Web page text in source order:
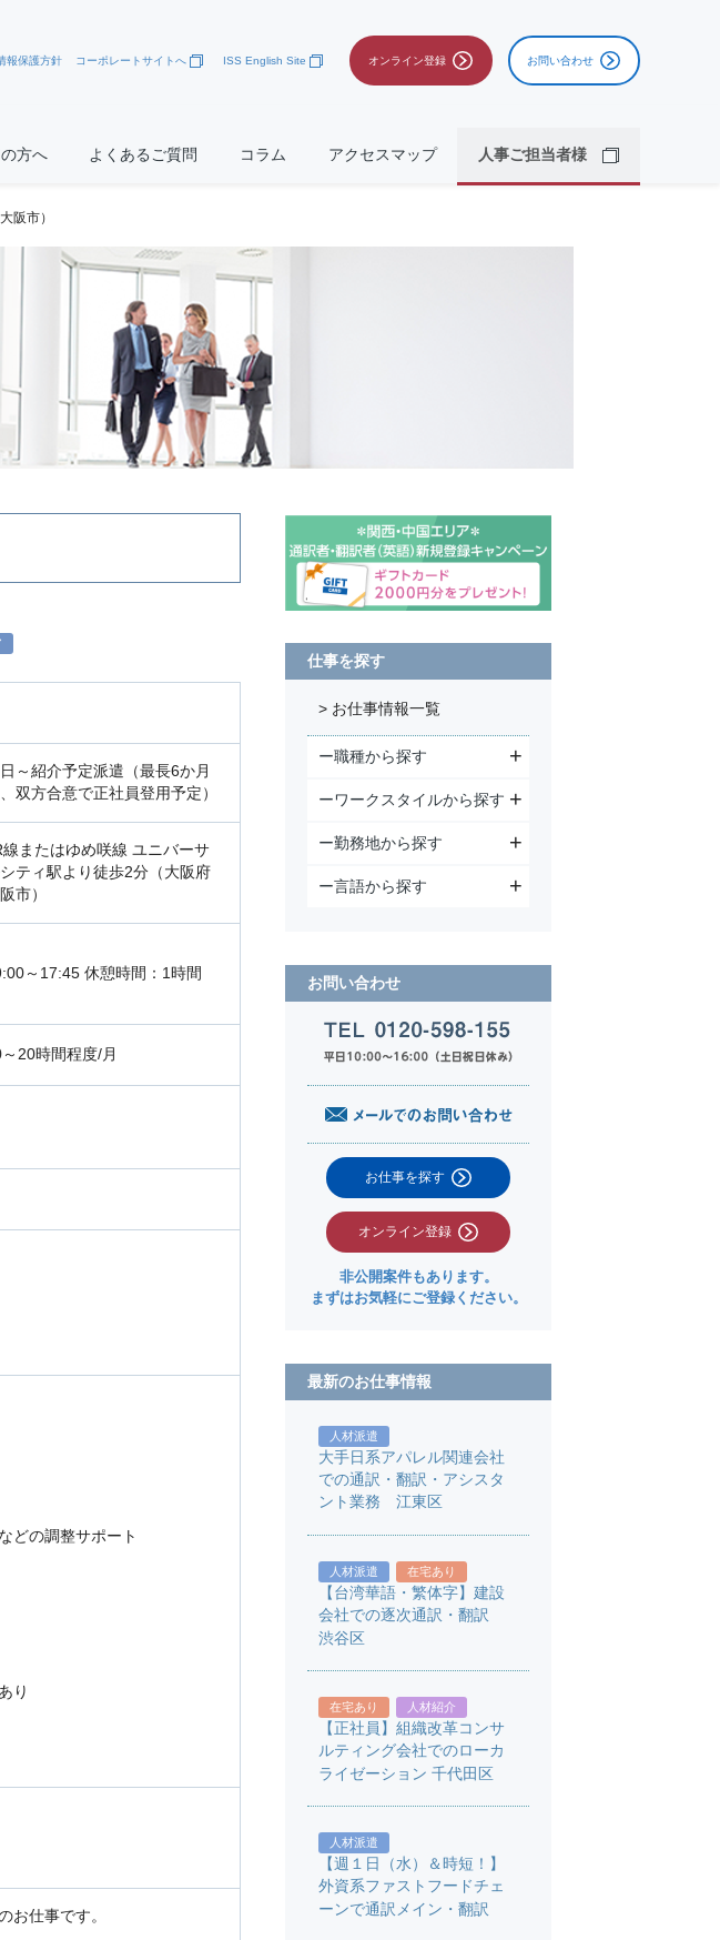
報保護方針 コーポレートサイトへ ISS English Site オンライン登録 お問い合わせ
方へ よくあるご質問 コラム アクセスマップ 人事ご担当者様
阪市）
～紹介予定派遣（最長6か月
双方合意で正社員登用予定）
線またはゆめ咲線 ユニバーサ
ティ駅より徒歩2分（大阪府
市）
～17:45 休憩時間：1時間
20時間程度/月
どの調整サポート
り
お仕事です。
仕事を探す
> お仕事情報一覧
ー職種から探す
ーワークスタイルから探す
ー勤務地から探す
ー言語から探す
お問い合わせ
お仕事を探す
オンライン登録
非公開案件もあります。
まずはお気軽にご登録ください。
最新のお仕事情報
人材派遣
大手日系アパレル関連会社
での通訳・翻訳・アシスタ
ント業務 江東区
人材派遣 在宅あり
【台湾華語・繁体字】建設
会社での逐次通訳・翻訳
渋谷区
在宅あり 人材紹介
【正社員】組織改革コンサ
ルティング会社でのローカ
ライゼーション 千代田区
人材派遣
【週１日（水）＆時短！】
外資系ファストフードチェ
ーンで通訳メイン・翻訳